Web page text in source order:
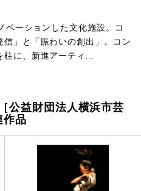
ベーションした文化施設。コ
」と「賑わいの創出」。コン
に、新進アーティ...
公益財団法人横浜市芸
作品